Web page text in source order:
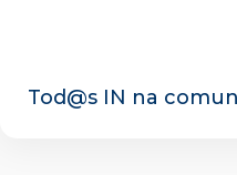
Tod@s IN na